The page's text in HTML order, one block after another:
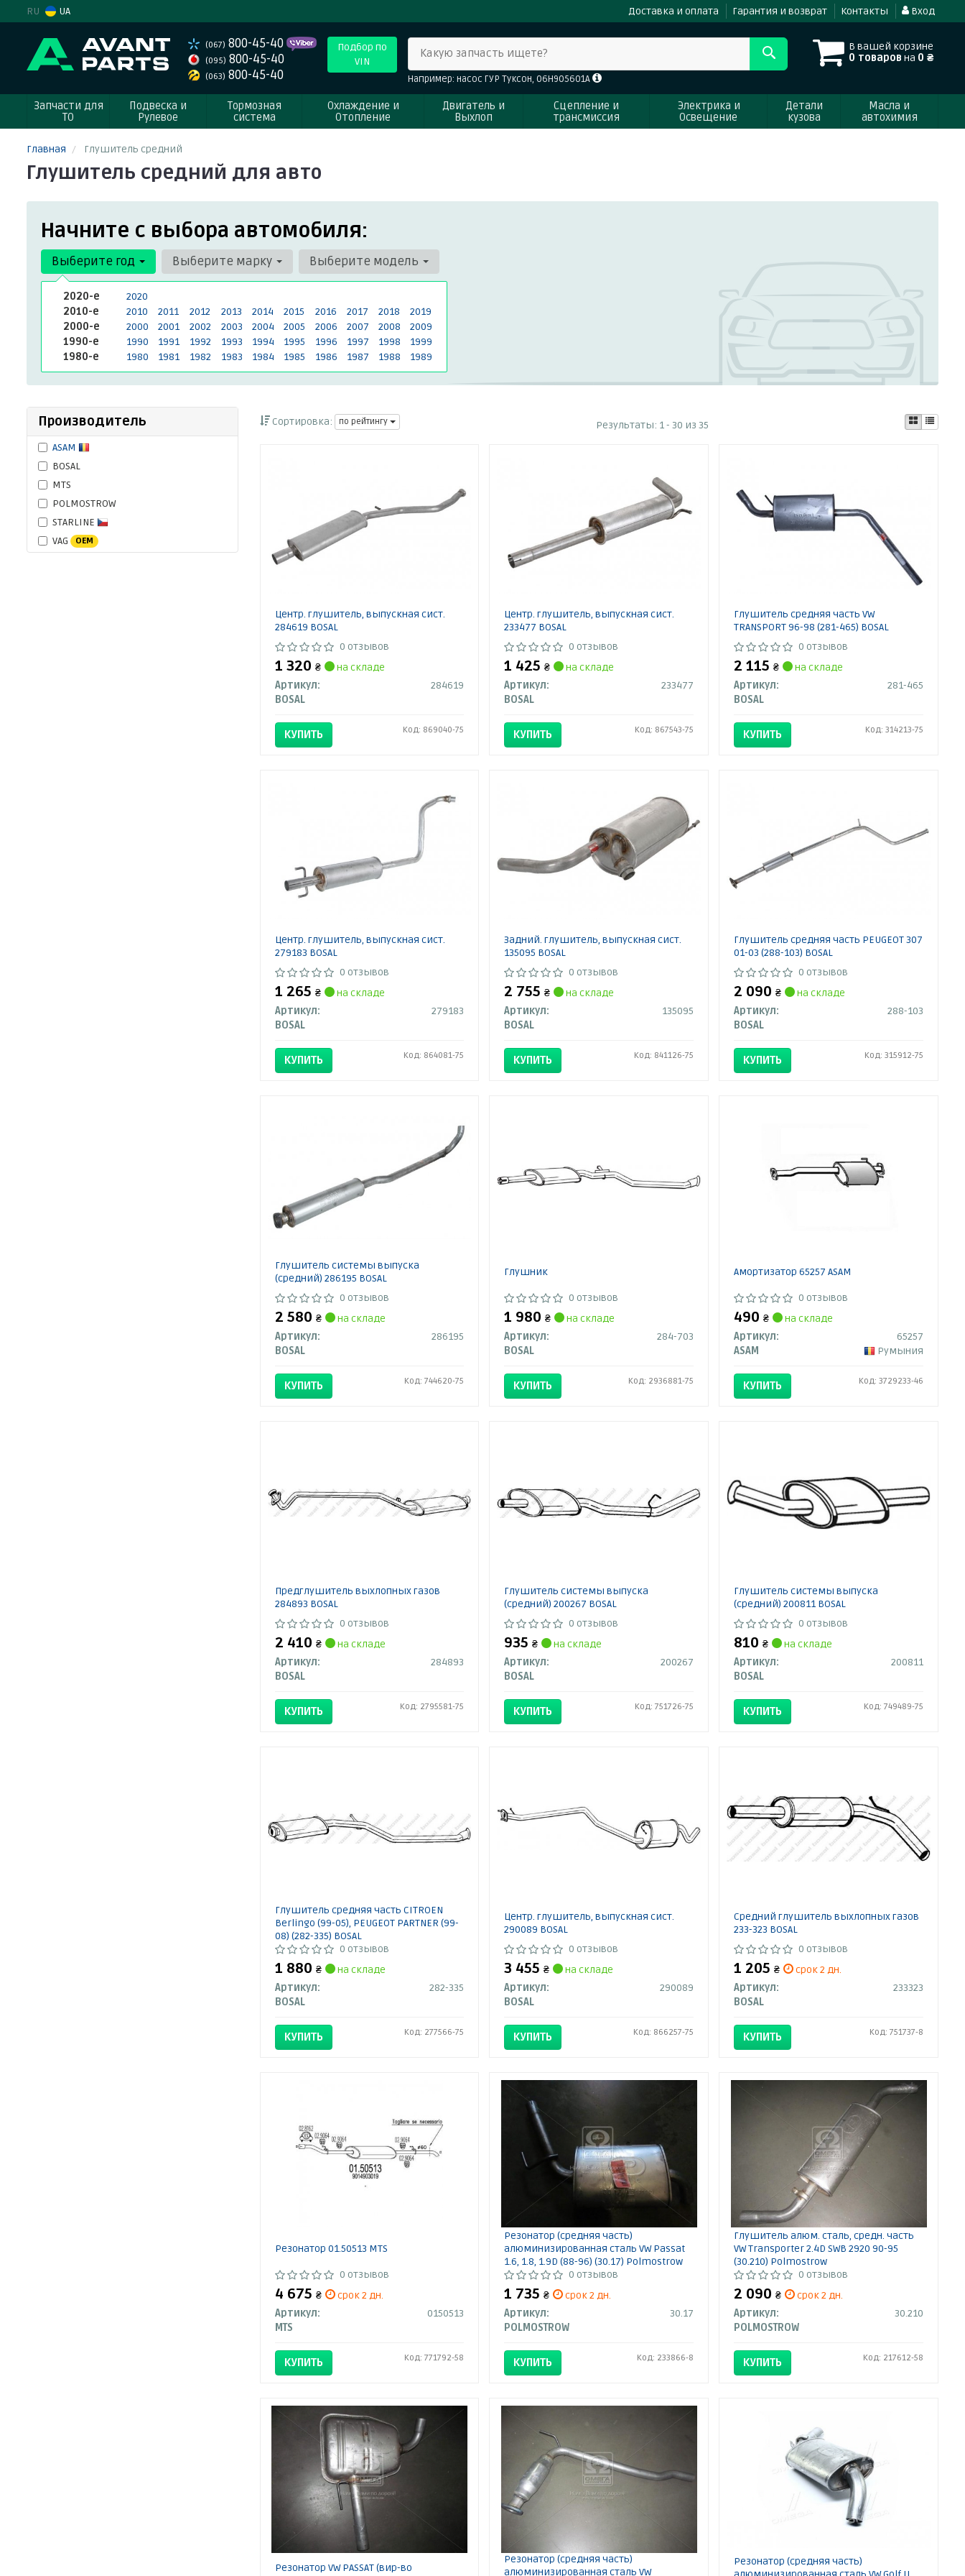
RU UA Доставка и оплата Гарантия и возврат Контакты Вход
(067) 800-45-40
(095) 800-45-40
(063) 800-45-40
Подбор по
VIN
В вашей корзине
0 товаров на 0 ₴
Какую запчасть ищете?
Например: насос ГУР Туксон, 06H905601A
Запчасти для
ТО
Подвеска и
Рулевое
Тормозная
система
Охлаждение и
Отопление
Двигатель и
Выхлоп
Сцепление и
трансмиссия
Электрика и
Освещение
Детали
кузова
Масла и
автохимия
Главная Глушитель средний
Глушитель средний для авто
Начните с выбора автомобиля:
Выберите год
2020-е
2020
2010-е
2010 2011 2012 2013 2014 2015 2016 2017 2018
2019
2000-е
2000 2001 2002 2003 2004 2005 2006 2007 2008
2009
1990-е
1990 1991 1992 1993 1994 1995 1996 1997 1998
1999
1980-е
1980 1981 1982 1983 1984 1985 1986 1987 1988 1989
Выберите марку Выберите модель
Производитель
ASAM
BOSAL
MTS
POLMOSTROW
STARLINE
VAG
OEM
Сортировка: по рейтингу Результаты: 1 - 30 из 35
Центр. глушитель, выпускная сист.
284619 BOSAL
0 отзывов
1 320 ₴
на складе
Артикул:
284619
BOSAL
КУПИТЬ Код: 869040-75
Центр. глушитель, выпускная сист.
233477 BOSAL
0 отзывов
1 425₴
на складе
Артикул:
233477
BOSAL
КУПИТЬ Код: 867543-75
Глушитель средняя часть VW
TRANSPORT 96-98 (281-465) BOSAL
0 отзывов
2 115₴
на складе
Артикул:
281-465
BOSAL
КУПИТЬ Код: 314213-75
Центр. глушитель, выпускная сист.
279183 BOSAL
0 отзывов
1 265 ₴
на складе
Артикул:
279183
BOSAL
КУПИТЬ Код: 864081-75
Задний. глушитель, выпускная сист.
135095 BOSAL
0 отзывов
2 755₴
на складе
Артикул:
135095
BOSAL
КУПИТЬ Код: 841126-75
Глушитель средняя часть PEUGEOT 307
01-03 (288-103) BOSAL
0 отзывов
2 090₴
на складе
Артикул:
288-103
BOSAL
КУПИТЬ Код: 315912-75
Глушитель системы выпуска
(средний) 286195 BOSAL
0 отзывов
2 580 ₴
на складе
Артикул:
286195
BOSAL
КУПИТЬ Код: 744620-75
Глушник
0 отзывов
1 980₴
на складе
Артикул:
284-703
BOSAL
КУПИТЬ Код: 2936881-75
Амортизатор 65257 ASAM
0 отзывов
490₴
на складе
Артикул:
65257
ASAM
Румыния
КУПИТЬ Код: 3729233-46
Предглушитель выхлопных газов
284893 BOSAL
0 отзывов
2 410 ₴
на складе
Артикул:
284893
BOSAL
КУПИТЬ Код: 2795581-75
Глушитель системы выпуска
(средний) 200267 BOSAL
0 отзывов
935₴
на складе
Артикул:
200267
BOSAL
КУПИТЬ Код: 751726-75
Глушитель системы выпуска
(средний) 200811 BOSAL
0 отзывов
810₴
на складе
Артикул:
200811
BOSAL
КУПИТЬ Код: 749489-75
Глушитель средняя часть CITROEN
Berlingo (99-05), PEUGEOT PARTNER (99-
08) (282-335) BOSAL
0 отзывов
1 880 ₴
на складе
Артикул:
282-335
BOSAL
КУПИТЬ Код: 277566-75
Центр. глушитель, выпускная сист.
290089 BOSAL
0 отзывов
3 455₴
на складе
Артикул:
290089
BOSAL
КУПИТЬ Код: 866257-75
Средний глушитель выхлопных газов
233-323 BOSAL
0 отзывов
1 205₴
срок 2 дн.
Артикул:
233323
BOSAL
КУПИТЬ Код: 751737-8
Резонатор 01.50513 MTS
0 отзывов
4 675 ₴
срок 2 дн.
Артикул:
0150513
MTS
КУПИТЬ Код: 771792-58
Резонатор (средняя часть)
алюминизированная сталь VW Passat
1.6, 1.8, 1.9D (88-96) (30.17) Polmostrow
0 отзывов
1 735₴
срок 2 дн.
Артикул:
30.17
POLMOSTROW
КУПИТЬ Код: 233866-8
Глушитель алюм. сталь, средн. часть
VW Transporter 2.4D SWB 2920 90-95
(30.210) Polmostrow
0 отзывов
2 090₴
срок 2 дн.
Артикул:
30.210
POLMOSTROW
КУПИТЬ Код: 217612-58
Резонатор VW PASSAT (вир-во
Резонатор (средняя часть)
алюминизированная сталь VW
Резонатор (средняя часть)